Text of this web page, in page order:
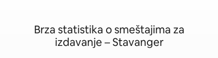
Brza statistika o smeštajima za
izdavanje – Stavanger